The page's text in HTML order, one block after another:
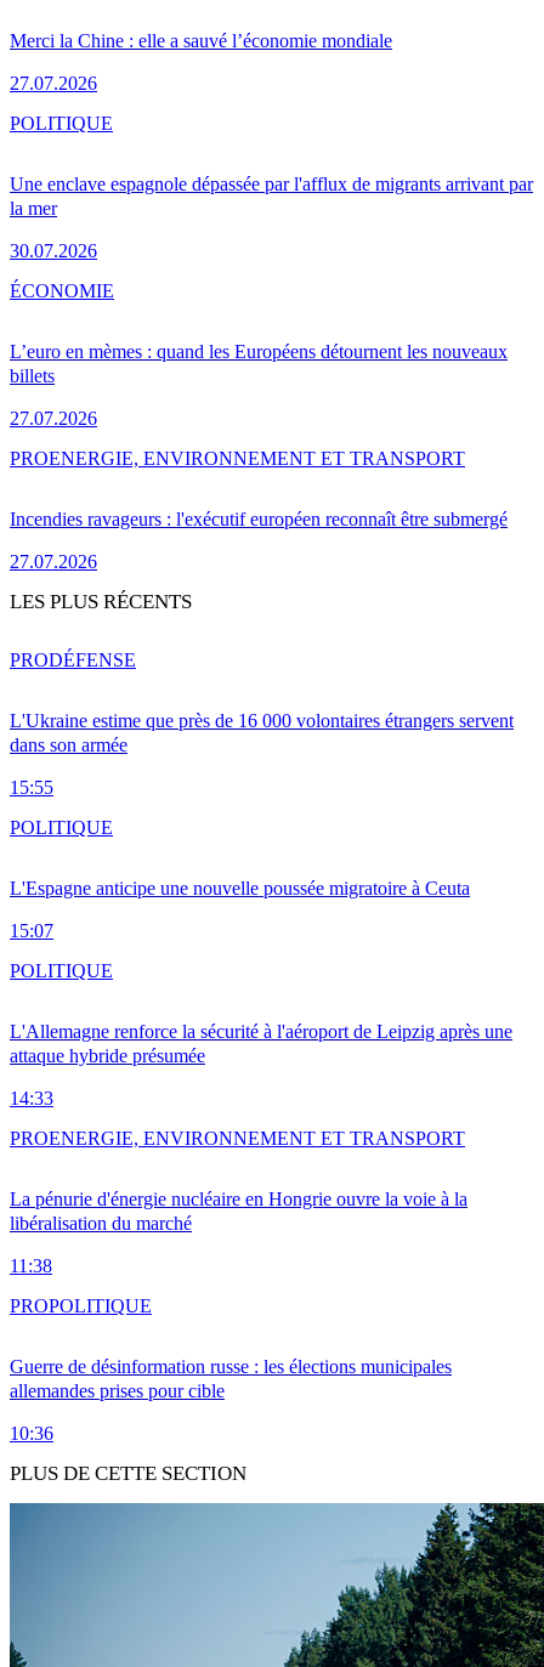
Merci la Chine : elle a sauvé l’économie mondiale
27.07.2026
Une enclave espagnole dépassée par l'afflux de migrants arrivant par
la mer
30.07.2026
POLITIQUE
L’euro en mèmes : quand les Européens détournent les nouveaux
billets
27.07.2026
ÉCONOMIE
Incendies ravageurs : l'exécutif européen reconnaît être submergé
27.07.2026
PROENERGIE, ENVIRONNEMENT ET TRANSPORT
LES PLUS RÉCENTS
L'Ukraine estime que près de 16 000 volontaires étrangers servent
dans son armée
15:55
PRODÉFENSE
L'Espagne anticipe une nouvelle poussée migratoire à Ceuta
15:07
POLITIQUE
L'Allemagne renforce la sécurité à l'aéroport de Leipzig après une
attaque hybride présumée
14:33
POLITIQUE
La pénurie d'énergie nucléaire en Hongrie ouvre la voie à la
libéralisation du marché
11:38
PROENERGIE, ENVIRONNEMENT ET TRANSPORT
Guerre de désinformation russe : les élections municipales
allemandes prises pour cible
10:36
PROPOLITIQUE
PLUS DE CETTE SECTION